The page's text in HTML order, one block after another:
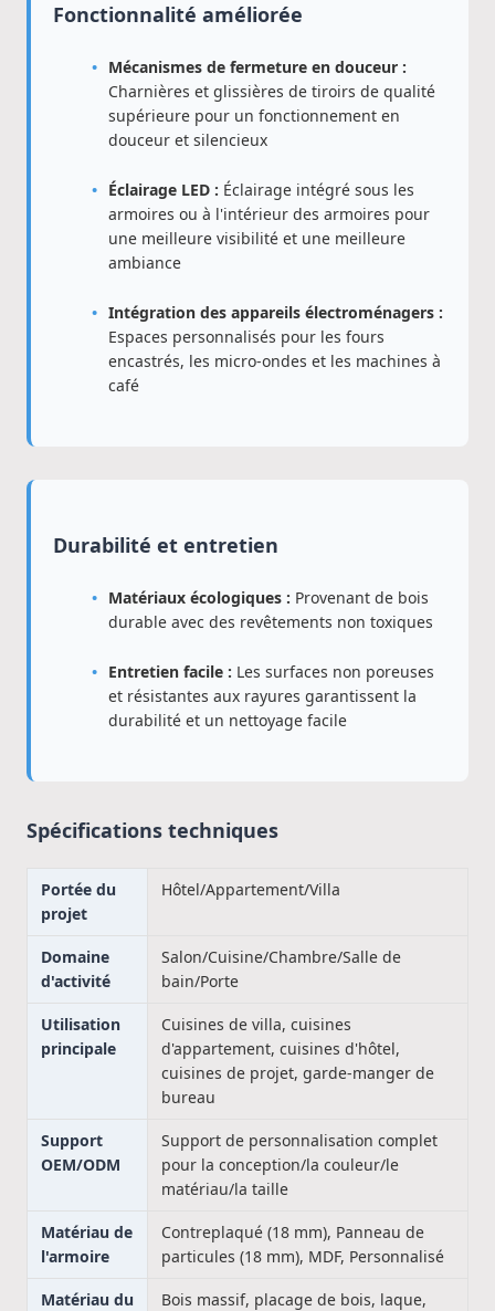
Fonctionnalité améliorée
Mécanismes de fermeture en douceur :
Charnières et glissières de tiroirs de qualité
supérieure pour un fonctionnement en
douceur et silencieux
Éclairage LED : Éclairage intégré sous les
armoires ou à l'intérieur des armoires pour
une meilleure visibilité et une meilleure
ambiance
Intégration des appareils électroménagers :
Espaces personnalisés pour les fours
encastrés, les micro-ondes et les machines à
café
Durabilité et entretien
Matériaux écologiques : Provenant de bois
durable avec des revêtements non toxiques
Entretien facile : Les surfaces non poreuses
et résistantes aux rayures garantissent la
durabilité et un nettoyage facile
Spécifications techniques
Portée du
projet
Hôtel/Appartement/Villa
Domaine
d'activité
Salon/Cuisine/Chambre/Salle de
bain/Porte
Utilisation
principale
Cuisines de villa, cuisines
d'appartement, cuisines d'hôtel,
cuisines de projet, garde-manger de
bureau
Support
OEM/ODM
Support de personnalisation complet
pour la conception/la couleur/le
matériau/la taille
Matériau de
l'armoire
Contreplaqué (18 mm), Panneau de
particules (18 mm), MDF, Personnalisé
Matériau du
Bois massif, placage de bois, laque,